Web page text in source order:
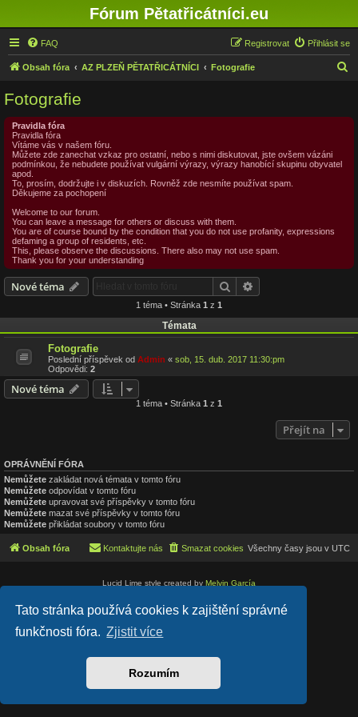
Tato stránka používá cookies k zajištění správné
funkčnosti fóra. Zjistit více
Rozumím
Fórum Pětatřicátníci.eu
FAQ Přihlásit se
Registrovat
Obsah fóra AZ PLZEŇ PĚTATŘICÁTNÍCI Fotografie
d
Fotografie
Pravidla fóra
Pravidla fóra
Vítáme vás v našem fóru.
Můžete zde zanechat vzkaz pro ostatní, nebo s nimi diskutovat, jste ovšem vázáni
podmínkou, že nebudete používat vulgární výrazy, výrazy hanobící skupinu obyvatel
apod.
To, prosím, dodržujte i v diskuzích. Rovněž zde nesmíte používat spam.
Děkujeme za pochopení
Welcome to our forum.
You can leave a message for others or discuss with them.
You are of course bound by the condition that you do not use profanity, expressions
defaming a group of residents, etc.
This, please observe the discussions. There also may not use spam.
Thank you for your understanding
Nové téma Hledat
1 téma • Stránka 1 z 1
Témata
Fotografie
Poslední příspěvek od Admin « sob, 15. dub. 2017 11:30:pm
Odpovědi: 2
Nové téma
1 téma • Stránka 1 z 1
Přejít na
OPRÁVNĚNÍ FÓRA
Nemůžete zakládat nová témata v tomto fóru
Nemůžete odpovídat v tomto fóru
Nemůžete upravovat své příspěvky v tomto fóru
Nemůžete mazat své příspěvky v tomto fóru
Nemůžete přikládat soubory v tomto fóru
Obsah fóra Všechny časy jsou v UTC
Smazat cookies
Kontaktujte nás
Lucid Lime style created by Melvin García
Založeno na
phpBB
® Forum Software © phpBB Limited
Český překlad – phpBB.cz
Soukromí